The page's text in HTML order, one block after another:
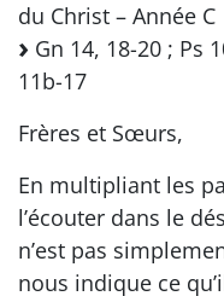
du Christ – Année C
Gn 14, 18-20 ; Ps
11b-17
Frères et Sœurs,
En multipliant les
l’écouter dans le
n’est pas
nous indique ce